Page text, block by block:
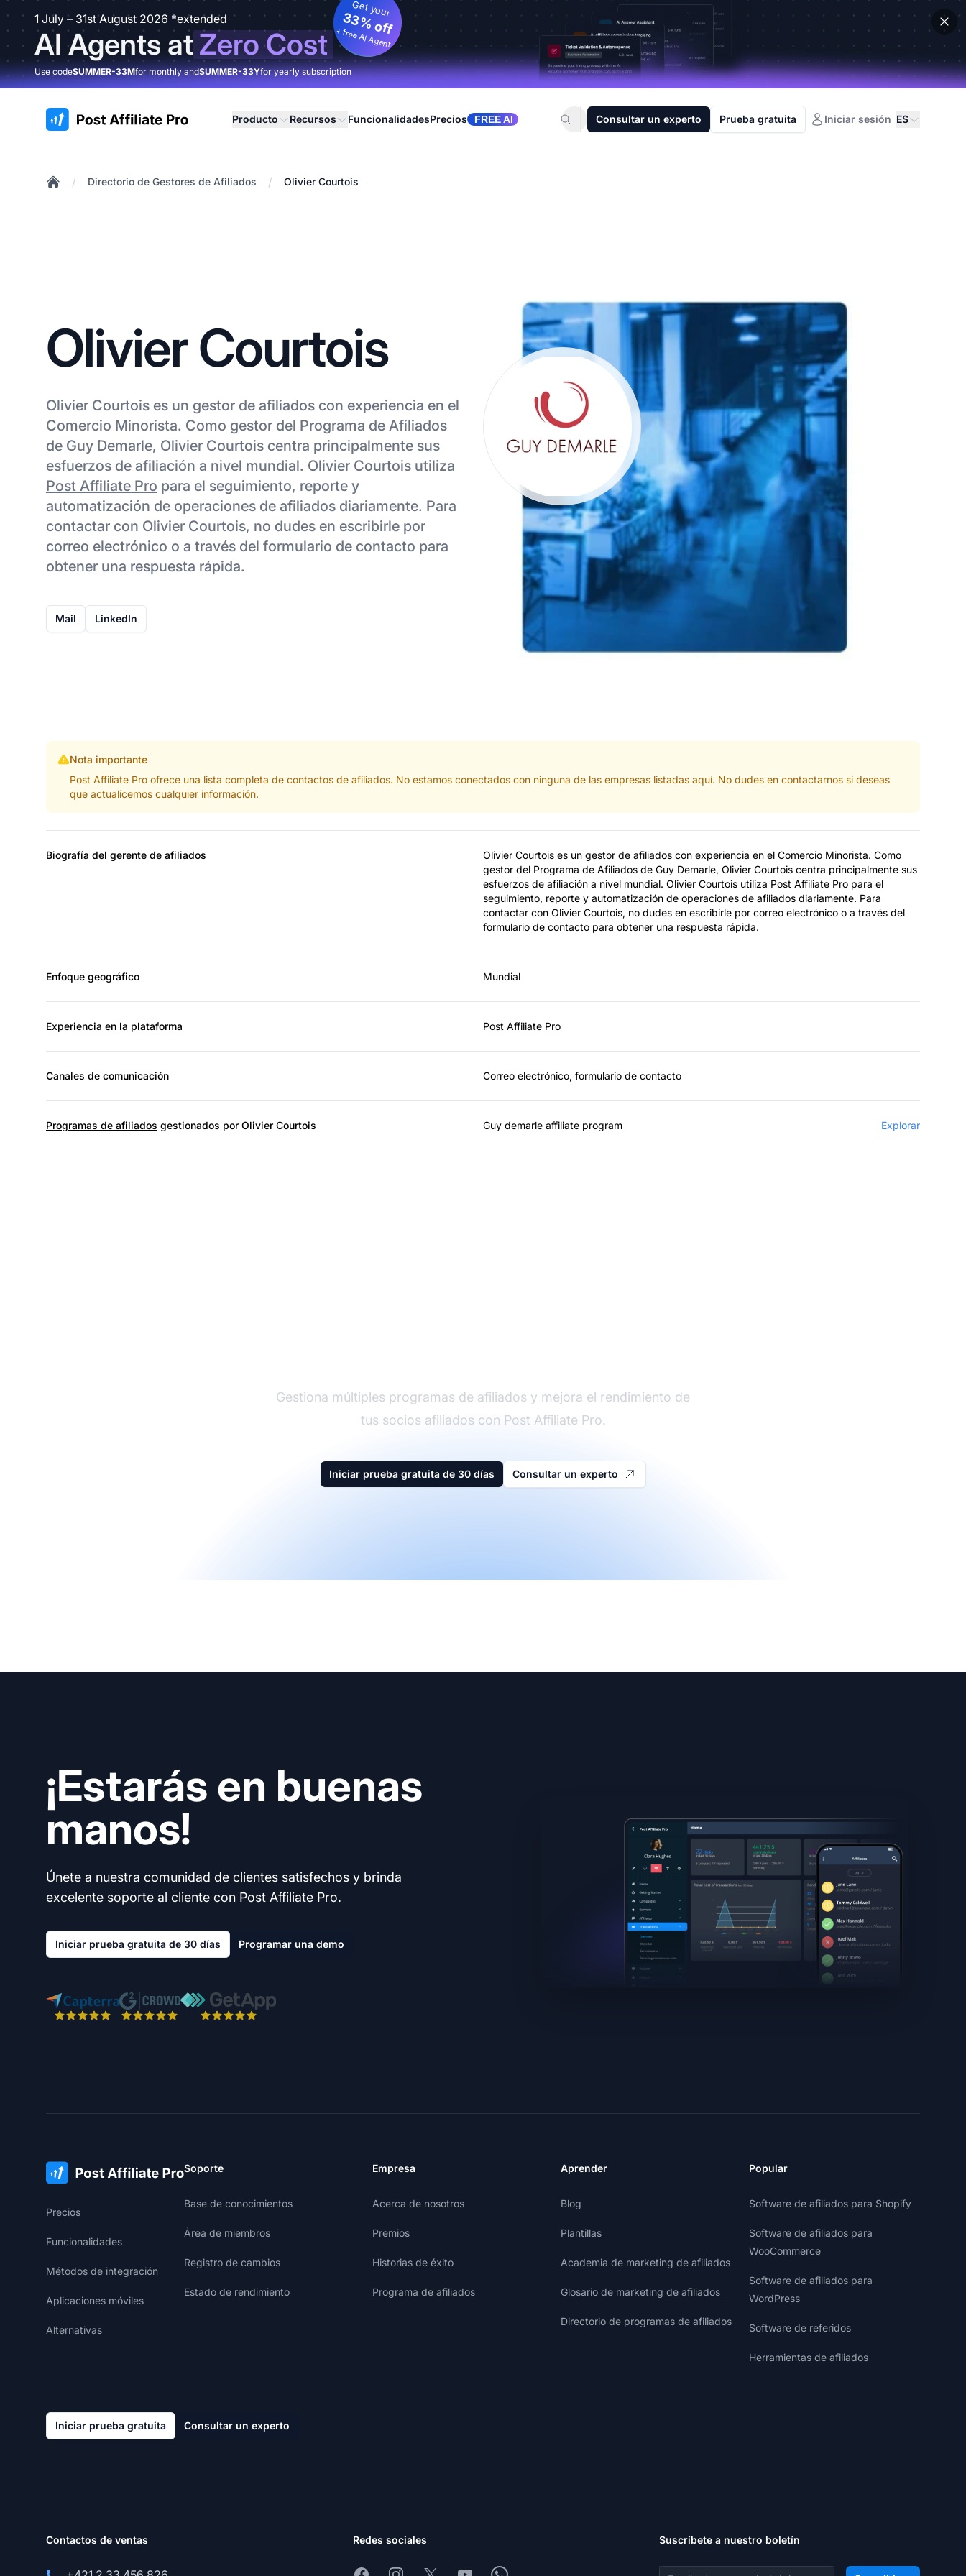
1 July – 31st August 2026 *extended
AI Agents atZero Cost
Get your
33% off
+ free AI Agent
Use codeSUMMER-33Mfor monthly andSUMMER-33Yfor yearly subscription
:site.title Producto Recursos FuncionalidadesPrecios FREE AI Consultar un experto Prueba gratuita Iniciar sesión ES
/ Directorio de Gestores de Afiliados / Olivier Courtois
Olivier Courtois
Olivier Courtois es un gestor de afiliados con experiencia en el
Comercio Minorista. Como gestor del Programa de Afiliados
de Guy Demarle, Olivier Courtois centra principalmente sus
esfuerzos de afiliación a nivel mundial. Olivier Courtois utiliza
Post Affiliate Pro para el seguimiento, reporte y
automatización de operaciones de afiliados diariamente. Para
contactar con Olivier Courtois, no dudes en escribirle por
correo electrónico o a través del formulario de contacto para
obtener una respuesta rápida.
Mail LinkedIn
Nota importante
Post Affiliate Pro ofrece una lista completa de contactos de afiliados. No estamos conectados con ninguna de las empresas listadas aquí. No dudes en contactarnos si deseas
que actualicemos cualquier información.
Biografía del gerente de afiliados
Olivier Courtois es un gestor de afiliados con experiencia en el Comercio Minorista. Como
gestor del Programa de Afiliados de Guy Demarle, Olivier Courtois centra principalmente sus
esfuerzos de afiliación a nivel mundial. Olivier Courtois utiliza Post Affiliate Pro para el
seguimiento, reporte y automatización de operaciones de afiliados diariamente. Para
contactar con Olivier Courtois, no dudes en escribirle por correo electrónico o a través del
formulario de contacto para obtener una respuesta rápida.
Enfoque geográfico Mundial
Experiencia en la plataforma Post Affiliate Pro
Canales de comunicación Correo electrónico, formulario de contacto
Programas de afiliados gestionados por Olivier Courtois Guy demarle affiliate program Explorar
Gestiona múltiples programas de afiliados y mejora el rendimiento de
tus socios afiliados con Post Affiliate Pro.
Iniciar prueba gratuita de 30 días Consultar un experto
¡Estarás en buenas
manos!
Únete a nuestra comunidad de clientes satisfechos y brinda
excelente soporte al cliente con Post Affiliate Pro.
Iniciar prueba gratuita de 30 días Programar una demo
Precios
Funcionalidades
Métodos de integración
Aplicaciones móviles
Alternativas
Soporte
Base de conocimientos
Área de miembros
Registro de cambios
Estado de rendimiento
Empresa
Acerca de nosotros
Premios
Historias de éxito
Programa de afiliados
Aprender
Blog
Plantillas
Academia de marketing de afiliados
Glosario de marketing de afiliados
Directorio de programas de afiliados
Popular
Software de afiliados para Shopify
Software de afiliados para
WooCommerce
Software de afiliados para
WordPress
Software de referidos
Herramientas de afiliados
Iniciar prueba gratuita Consultar un experto
Contactos de ventas Redes sociales Suscríbete a nuestro boletín